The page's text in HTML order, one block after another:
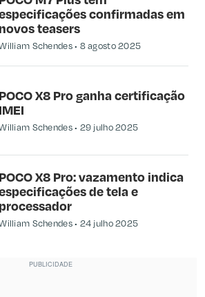
confirmadas em
novos teasers
Schendes 8 agosto 2025
POCO X8 Pro ganha certificação
IMEI
Schendes 29 julho 2025
POCO X8 Pro: vazamento indica
de tela e
processador
Schendes 24 julho 2025